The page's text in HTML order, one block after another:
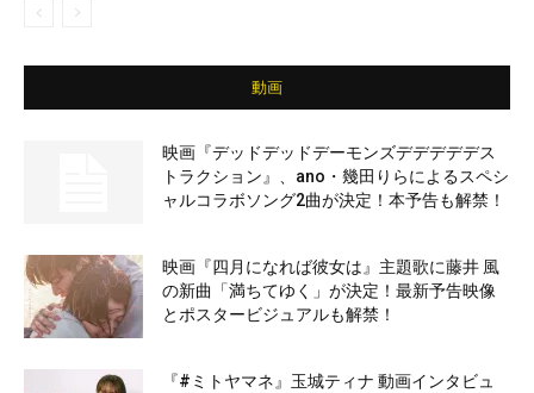
動画
映画『デッドデッドデーモンズデデデデデス
トラクション』、ano・幾田りらによるスペシ
ャルコラボソング2曲が決定！本予告も解禁！
映画『四月になれば彼女は』主題歌に藤井 風
の新曲「満ちてゆく」が決定！最新予告映像
とポスタービジュアルも解禁！
『#ミトヤマネ』玉城ティナ 動画インタビュ